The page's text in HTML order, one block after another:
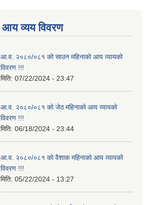
आय व्यय विवरण
आ.व. २०८०/०८१ को साउन महिनाको आय व्यायको
विवरण !!!
मिति: 07/22/2024 - 23:47
आ.व. २०८०/०८१ को जेठ महिनाको आय व्यायको
विवरण !!!
मिति: 06/18/2024 - 23:44
आ.व. २०८०/०८१ को वैशाक महिनाको आय व्यायको
विवरण !!!
मिति: 05/22/2024 - 13:27